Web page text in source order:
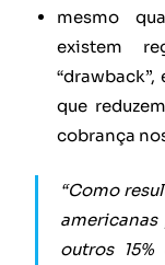
mesmo
existem
que
cobrança
“Como
americanas
outros